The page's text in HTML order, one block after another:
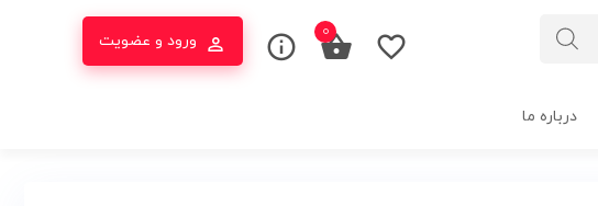
ورود و عضویت ۰
درباره ما